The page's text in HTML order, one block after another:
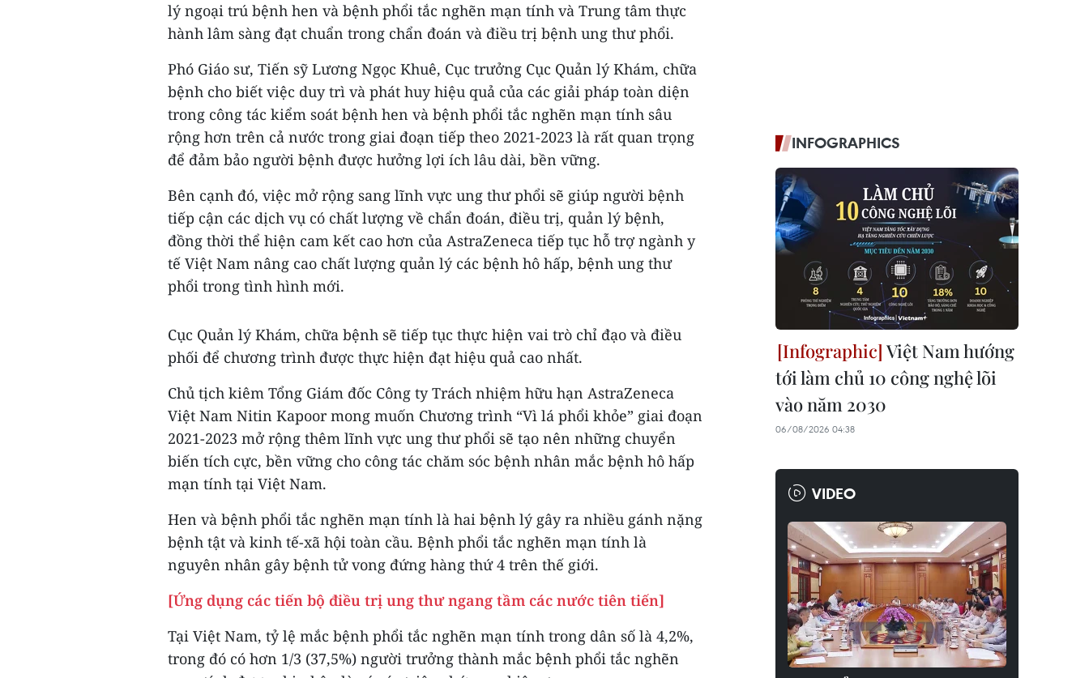
lý ngoại trú bệnh hen và bệnh phổi tắc nghẽn mạn tính và Trung tâm thực
hành lâm sàng đạt chuẩn trong chẩn đoán và điều trị bệnh ung thư phổi.
Phó Giáo sư, Tiến sỹ Lương Ngọc Khuê, Cục trưởng Cục Quản lý Khám, chữa
bệnh cho biết việc duy trì và phát huy hiệu quả của các giải pháp toàn diện
trong công tác kiểm soát bệnh hen và bệnh phổi tắc nghẽn mạn tính sâu
rộng hơn trên cả nước trong giai đoạn tiếp theo 2021-2023 là rất quan trọng
để đảm bảo người bệnh được hưởng lợi ích lâu dài, bền vững.
Bên cạnh đó, việc mở rộng sang lĩnh vực ung thư phổi sẽ giúp người bệnh
tiếp cận các dịch vụ có chất lượng về chẩn đoán, điều trị, quản lý bệnh,
đồng thời thể hiện cam kết cao hơn của AstraZeneca tiếp tục hỗ trợ ngành y
tế Việt Nam nâng cao chất lượng quản lý các bệnh hô hấp, bệnh ung thư
phổi trong tình hình mới.
Cục Quản lý Khám, chữa bệnh sẽ tiếp tục thực hiện vai trò chỉ đạo và điều
phối để chương trình được thực hiện đạt hiệu quả cao nhất.
Chủ tịch kiêm Tổng Giám đốc Công ty Trách nhiệm hữu hạn AstraZeneca
Việt Nam Nitin Kapoor mong muốn Chương trình “Vì lá phổi khỏe” giai đoạn
2021-2023 mở rộng thêm lĩnh vực ung thư phổi sẽ tạo nên những chuyển
biến tích cực, bền vững cho công tác chăm sóc bệnh nhân mắc bệnh hô hấp
mạn tính tại Việt Nam.
Hen và bệnh phổi tắc nghẽn mạn tính là hai bệnh lý gây ra nhiều gánh nặng
bệnh tật và kinh tế-xã hội toàn cầu. Bệnh phổi tắc nghẽn mạn tính là
nguyên nhân gây bệnh tử vong đứng hàng thứ 4 trên thế giới.
[Ứng dụng các tiến bộ điều trị ung thư ngang tầm các nước tiên tiến]
Tại Việt Nam, tỷ lệ mắc bệnh phổi tắc nghẽn mạn tính trong dân số là 4,2%,
trong đó có hơn 1/3 (37,5%) người trưởng thành mắc bệnh phổi tắc nghẽn
INFOGRAPHICS
Việt Nam hướng
tới làm chủ 10 công nghệ lõi
vào năm 2030
06/08/2026 04:38
VIDEO